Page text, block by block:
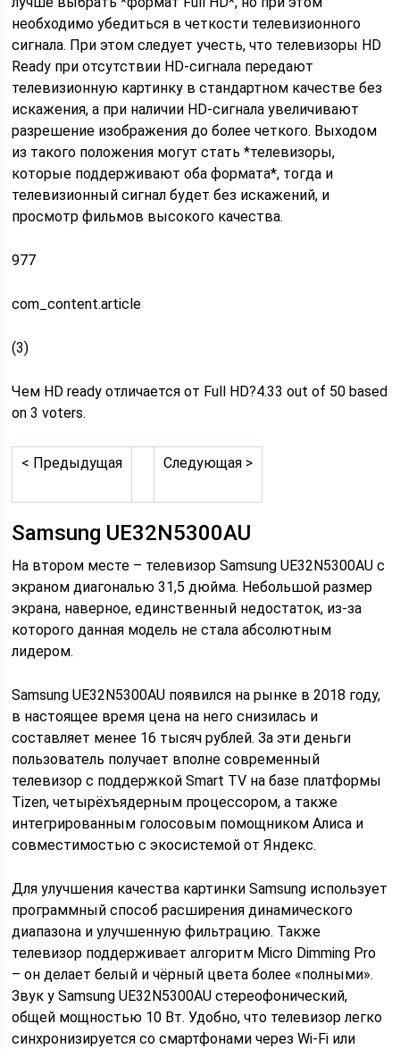
необходимо убедиться в четкости телевизионного
сигнала. При этом следует учесть, что телевизоры HD
Ready при отсутствии HD-сигнала передают
телевизионную картинку в стандартном качестве без
искажения, а при наличии HD-сигнала увеличивают
разрешение изображения до более четкого. Выходом
из такого положения могут стать *телевизоры,
которые поддерживают оба формата*, тогда и
телевизионный сигнал будет без искажений, и
просмотр фильмов высокого качества.
977
com_content.article
(3)
Чем HD ready отличается от Full HD?4.33 out of 50 based
on 3 voters.
< Предыдущая Следующая >
Samsung UE32N5300AU
На втором месте – телевизор Samsung UE32N5300AU с
экраном диагональю 31,5 дюйма. Небольшой размер
экрана, наверное, единственный недостаток, из-за
которого данная модель не стала абсолютным
лидером.
Samsung UE32N5300AU появился на рынке в 2018 году,
в настоящее время цена на него снизилась и
составляет менее 16 тысяч рублей. За эти деньги
пользователь получает вполне современный
телевизор с поддержкой Smart TV на базе платформы
Tizen, четырёхъядерным процессором, а также
интегрированным голосовым помощником Алиса и
совместимостью с экосистемой от Яндекс.
Для улучшения качества картинки Samsung использует
программный способ расширения динамического
диапазона и улучшенную фильтрацию. Также
телевизор поддерживает алгоритм Micro Dimming Pro
– он делает белый и чёрный цвета более «полными».
Звук у Samsung UE32N5300AU стереофонический,
общей мощностью 10 Вт. Удобно, что телевизор легко
синхронизируется со смартфонами через Wi-Fi или